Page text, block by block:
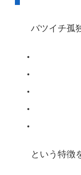
バツイチ孤
という特徴